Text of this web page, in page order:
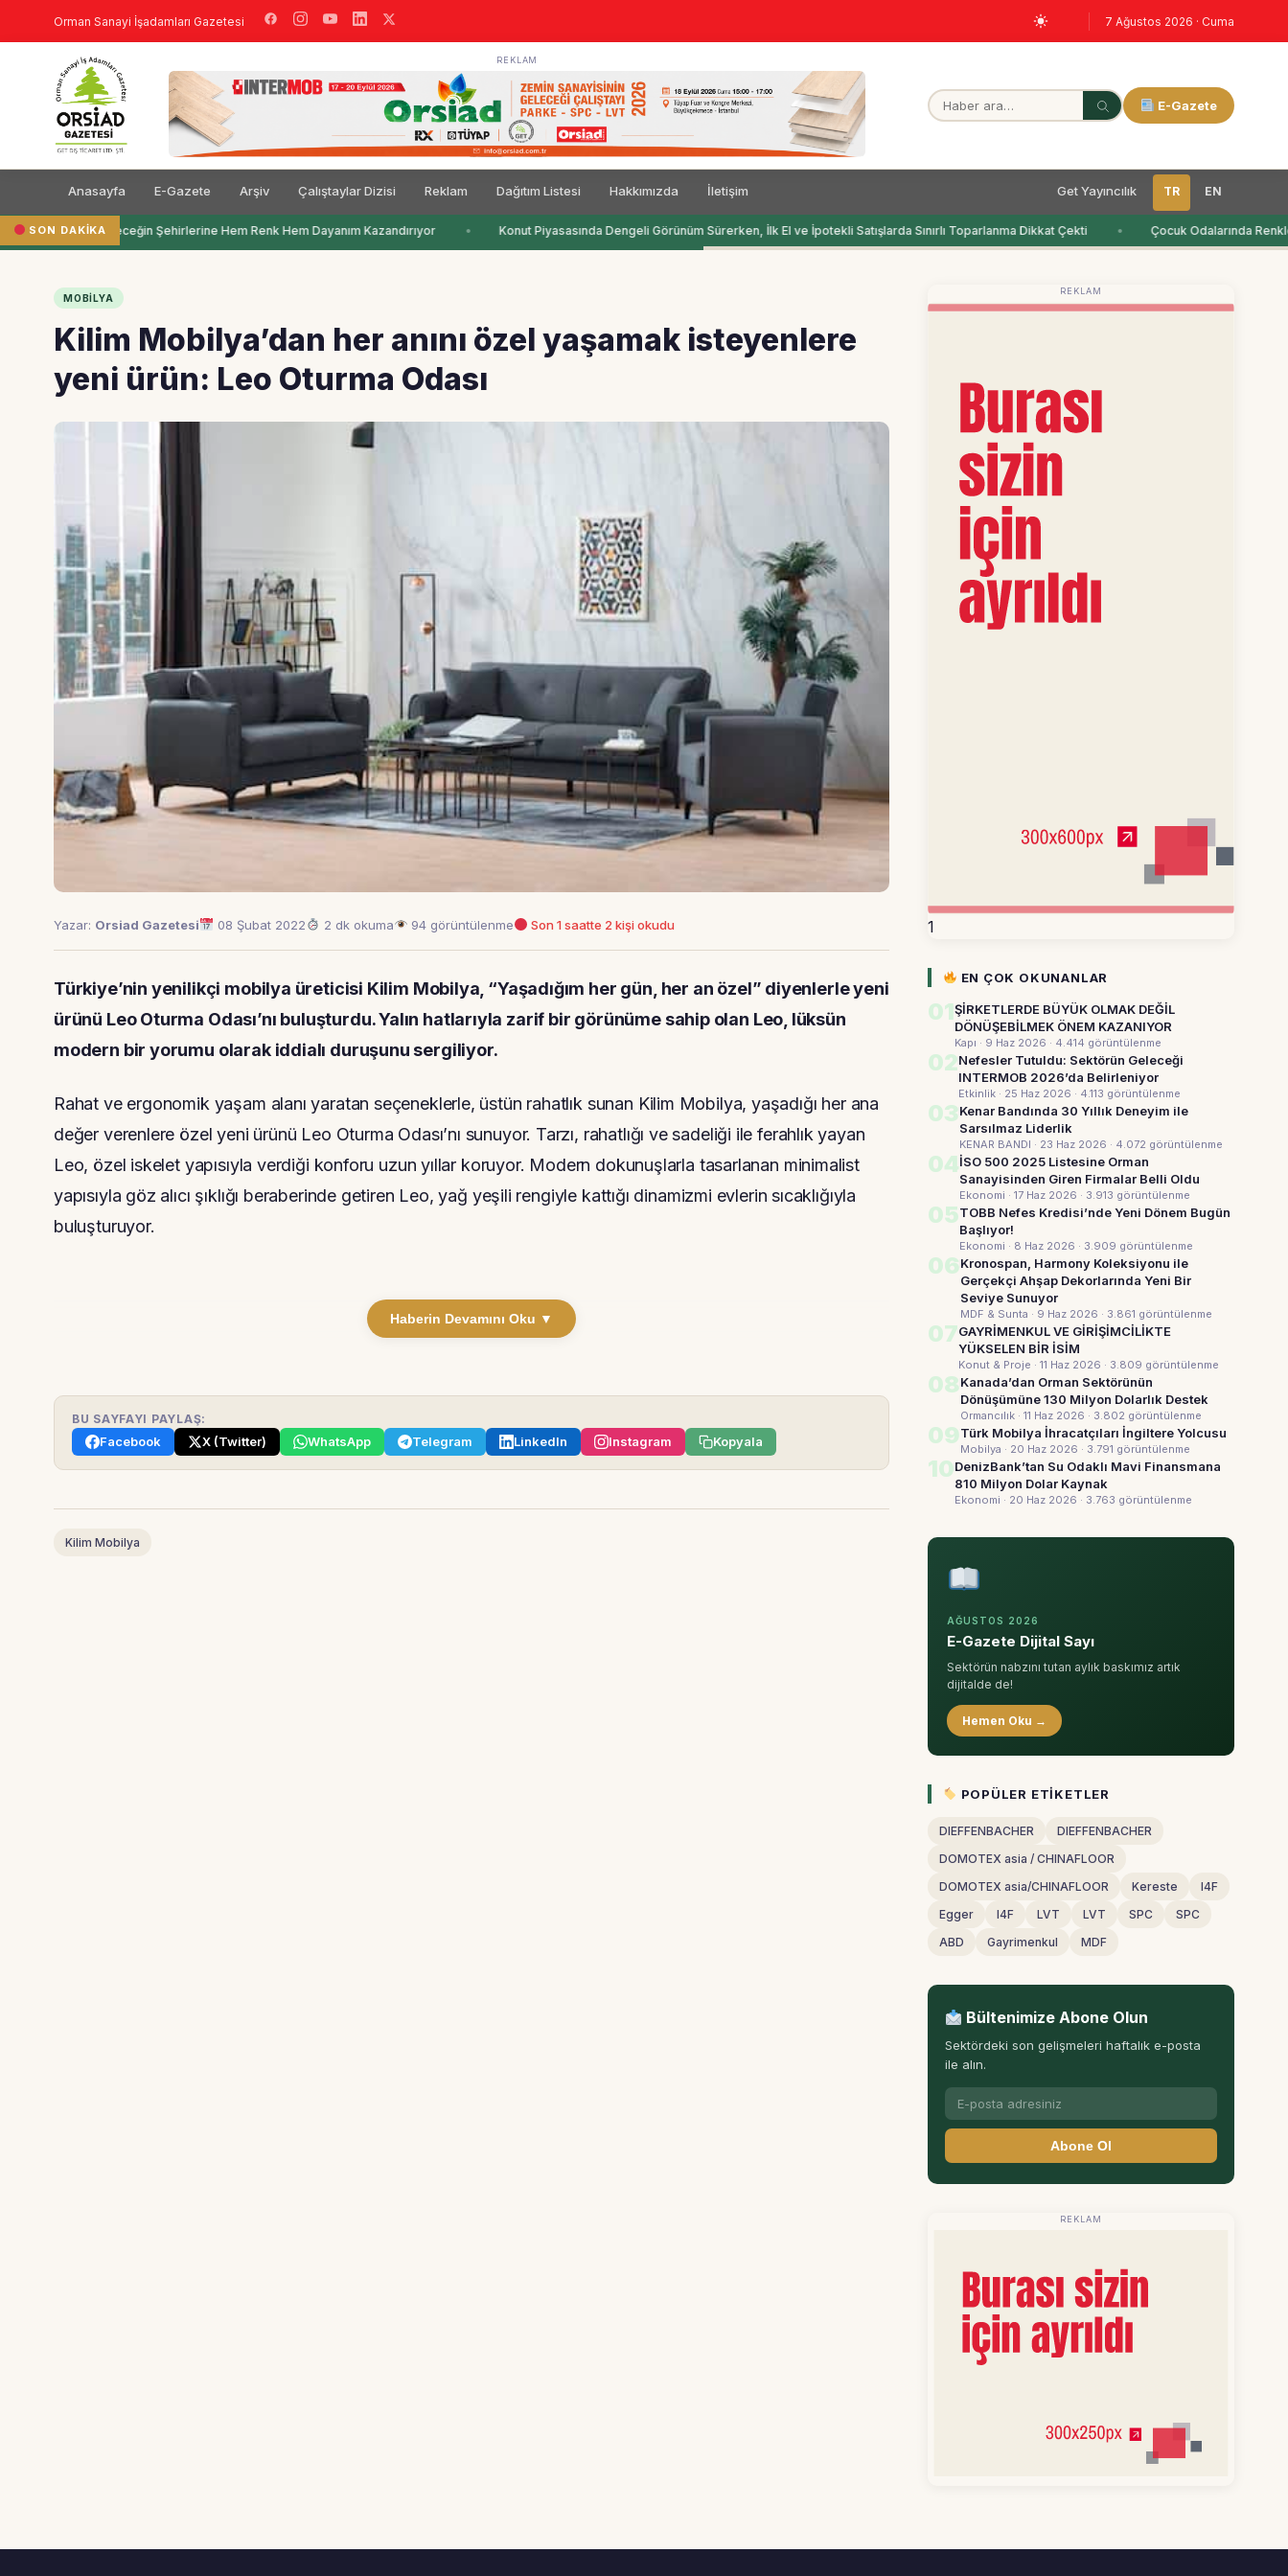
Orman Sanayi İşadamları Gazetesi 7 Ağustos 2026 · Cuma
REKLAM
E-Gazete
Anasayfa E-Gazete Arşiv Çalıştaylar Dizisi Reklam Dağıtım Listesi Hakkımızda İletişim Get Yayıncılık TR EN
SON DAKIKA
Filli Boya Geleceğin Şehirlerine Hem Renk Hem Dayanım Kazandırıyor Konut Piyasasında Dengeli Görünüm Sürerken, İlk El ve İpotekli Satışlarda Sınırlı Toparlanma Dikkat Çekti Çocuk Odalarında
MOBILYA
Kilim Mobilya’dan her anını özel yaşamak isteyenlere
yeni ürün: Leo Oturma Odası
Yazar: Orsiad Gazetesi 08 Şubat 2022 2 dk okuma 94 görüntülenme Son 1 saatte 2 kişi okudu
Türkiye’nin yenilikçi mobilya üreticisi Kilim Mobilya, “Yaşadığım her gün, her an özel” diyenlerle yeni
ürünü Leo Oturma Odası’nı buluşturdu. Yalın hatlarıyla zarif bir görünüme sahip olan Leo, lüksün
modern bir yorumu olarak iddialı duruşunu sergiliyor.
Rahat ve ergonomik yaşam alanı yaratan seçeneklerle, üstün rahatlık sunan Kilim Mobilya, yaşadığı her ana
değer verenlere özel yeni ürünü Leo Oturma Odası’nı sunuyor. Tarzı, rahatlığı ve sadeliği ile ferahlık yayan
Leo, özel iskelet yapısıyla verdiği konforu uzun yıllar koruyor. Modern dokunuşlarla tasarlanan minimalist
yapısıyla göz alıcı şıklığı beraberinde getiren Leo, yağ yeşili rengiyle kattığı dinamizmi evlerin sıcaklığıyla
buluşturuyor.
Haberin Devamını Oku ▼
BU SAYFAYI PAYLAŞ:
Facebook X (Twitter) WhatsApp Telegram LinkedIn Instagram Kopyala
Kilim Mobilya
REKLAM
1
EN ÇOK OKUNANLAR
01ŞİRKETLERDE BÜYÜK OLMAK DEĞİL
DÖNÜŞEBİLMEK ÖNEM KAZANIYOR
Kapı · 9 Haz 2026 · 4.414 görüntülenme
02Nefesler Tutuldu: Sektörün Geleceği
INTERMOB 2026’da Belirleniyor
Etkinlik · 25 Haz 2026 · 4.113 görüntülenme
03Kenar Bandında 30 Yıllık Deneyim ile
Sarsılmaz Liderlik
KENAR BANDI · 23 Haz 2026 · 4.072 görüntülenme
04İSO 500 2025 Listesine Orman
Sanayisinden Giren Firmalar Belli Oldu
Ekonomi · 17 Haz 2026 · 3.913 görüntülenme
05TOBB Nefes Kredisi’nde Yeni Dönem Bugün
Başlıyor!
Ekonomi · 8 Haz 2026 · 3.909 görüntülenme
06Kronospan, Harmony Koleksiyonu ile
Gerçekçi Ahşap Dekorlarında Yeni Bir
Seviye Sunuyor
MDF & Sunta · 9 Haz 2026 · 3.861 görüntülenme
07GAYRİMENKUL VE GİRİŞİMCİLİKTE
YÜKSELEN BİR İSİM
Konut & Proje · 11 Haz 2026 · 3.809 görüntülenme
08Kanada’dan Orman Sektörünün
Dönüşümüne 130 Milyon Dolarlık Destek
Ormancılık · 11 Haz 2026 · 3.802 görüntülenme
09Türk Mobilya İhracatçıları İngiltere Yolcusu
Mobilya · 20 Haz 2026 · 3.791 görüntülenme
10DenizBank’tan Su Odaklı Mavi Finansmana
810 Milyon Dolar Kaynak
Ekonomi · 20 Haz 2026 · 3.763 görüntülenme
AĞUSTOS 2026
E-Gazete Dijital Sayı
Sektörün nabzını tutan aylık baskımız artık
dijitalde de!
Hemen Oku →
POPÜLER ETIKETLER
DIEFFENBACHER
DIEFFENBACHER
DOMOTEX asia / CHINAFLOOR
DOMOTEX asia/CHINAFLOOR
Kereste
I4F
Egger
I4F LVT LVT SPC
SPC
ABD
Gayrimenkul MDF
Bültenimize Abone Olun
Sektördeki son gelişmeleri haftalık e-posta
ile alın.
Abone Ol
REKLAM